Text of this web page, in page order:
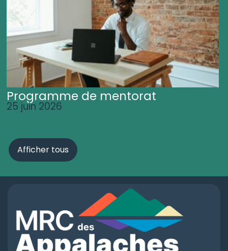
Programme de mentorat
25 juin 2026
Afficher tous